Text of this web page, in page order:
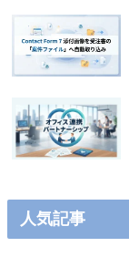
人気記事